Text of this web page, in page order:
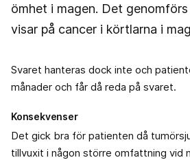
ömhet i magen. Det
visar på cancer i körtlarna i
Svaret hanteras dock inte och
månader och får då reda på svaret.
Konsekvenser
Det gick bra för patienten då
tillvuxit i någon större omfattning vid